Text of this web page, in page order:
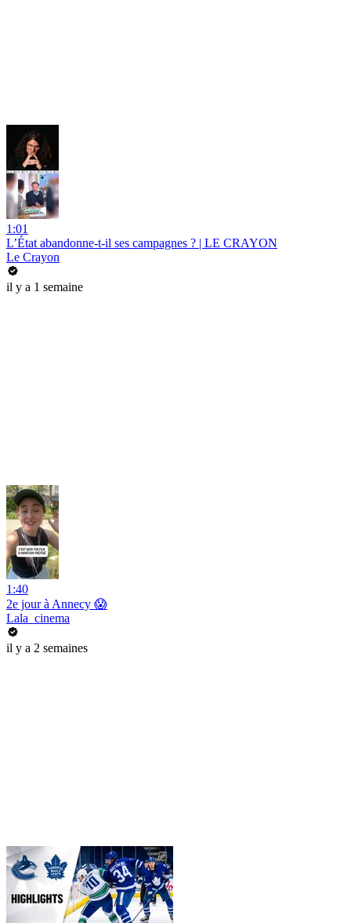
1:01
L’État abandonne-t-il ses campagnes ? | LE CRAYON
Le Crayon
il y a 1 semaine
1:40
2e jour à Annecy 😱
Lala_cinema
il y a 2 semaines